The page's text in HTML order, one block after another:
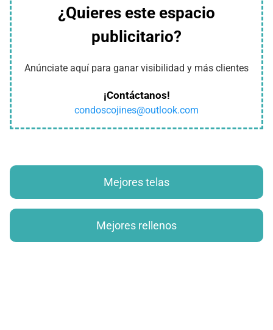
¿Quieres este espacio
publicitario?
Anúnciate aquí para ganar visibilidad y más clientes
¡Contáctanos!
condoscojines@outlook.com
Mejores telas
Mejores rellenos